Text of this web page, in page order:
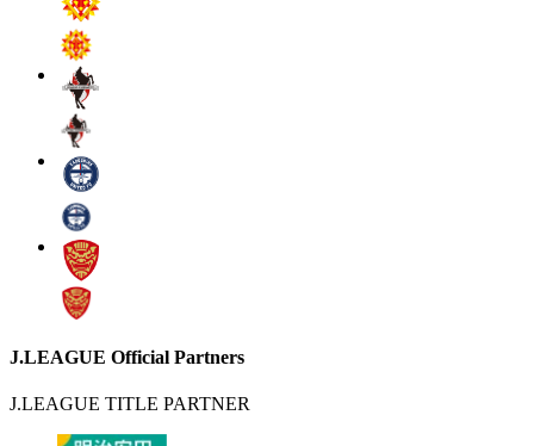
J.LEAGUE Official Partners
J.LEAGUE TITLE PARTNER